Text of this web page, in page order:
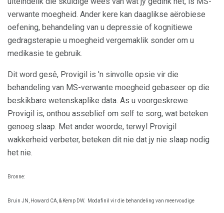
verwante moegheid. Ander kere kan daaglikse aërobiese
oefening, behandeling van u depressie of kognitiewe
gedragsterapie u moegheid vergemaklik sonder om u
medikasie te gebruik.
Dit word gesê, Provigil is 'n sinvolle opsie vir die
behandeling van MS-verwante moegheid gebaseer op die
beskikbare wetenskaplike data. As u voorgeskrewe
Provigil is, onthou asseblief om self te sorg, wat beteken
genoeg slaap. Met ander woorde, terwyl Provigil
wakkerheid verbeter, beteken dit nie dat jy nie slaap nodig
het nie.
Bronne:
Bruin JN, Howard CA, & Kemp DW. Modafinil vir die behandeling van meervoudige